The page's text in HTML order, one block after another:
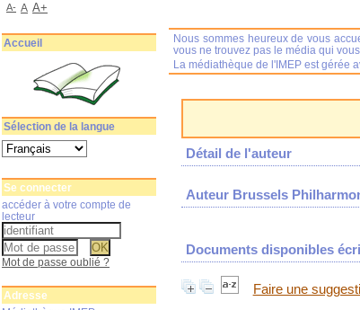
Détail de l'auteur
Auteur Brussels
Documents disponibles
Faire une
Nous sommes heureux de vous
vous ne trouvez pas le média qui
La médiathèque de l'IMEP est gérée
A- A A+
Accueil
Sélection de la langue
Se connecter
accéder à votre compte de
lecteur
Mot de passe oublié ?
Adresse